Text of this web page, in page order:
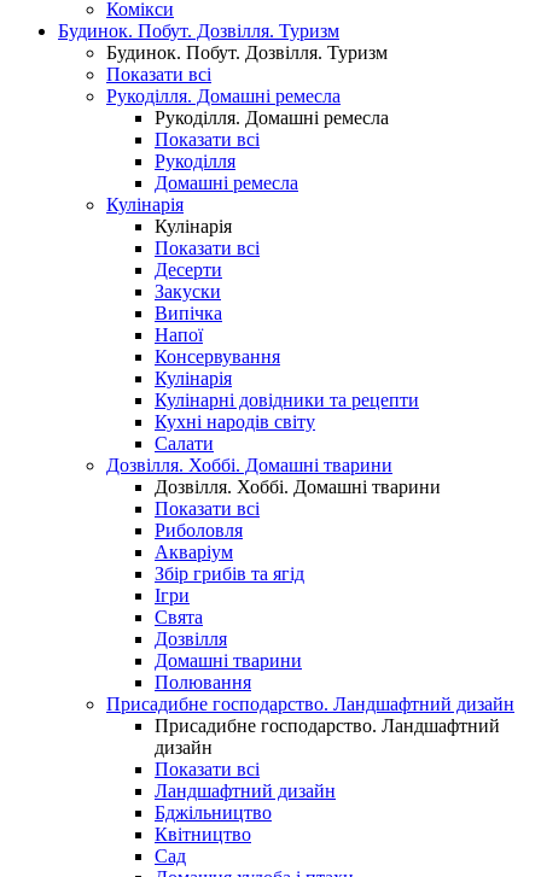
Комікси
Будинок. Побут. Дозвілля. Туризм
Будинок. Побут. Дозвілля. Туризм
Показати всі
Рукоділля. Домашні ремесла
Рукоділля. Домашні ремесла
Показати всі
Рукоділля
Домашні ремесла
Кулінарія
Кулінарія
Показати всі
Десерти
Закуски
Випічка
Напої
Консервування
Кулінарія
Кулінарні довідники та рецепти
Кухні народів світу
Салати
Дозвілля. Хоббі. Домашні тварини
Дозвілля. Хоббі. Домашні тварини
Показати всі
Риболовля
Акваріум
Збір грибів та ягід
Ігри
Свята
Дозвілля
Домашні тварини
Полювання
Присадибне господарство. Ландшафтний дизайн
Присадибне господарство. Ландшафтний
дизайн
Показати всі
Ландшафтний дизайн
Бджільництво
Квітництво
Сад